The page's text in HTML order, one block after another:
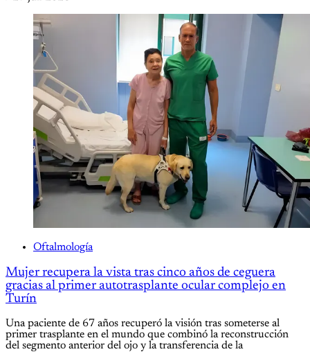
Oftalmología
Mujer recupera la vista tras cinco años de ceguera
gracias al primer autotrasplante ocular complejo en
Turín
Una paciente de 67 años recuperó la visión tras someterse al
primer trasplante en el mundo que combinó la reconstrucción
del segmento anterior del ojo y la transferencia de la